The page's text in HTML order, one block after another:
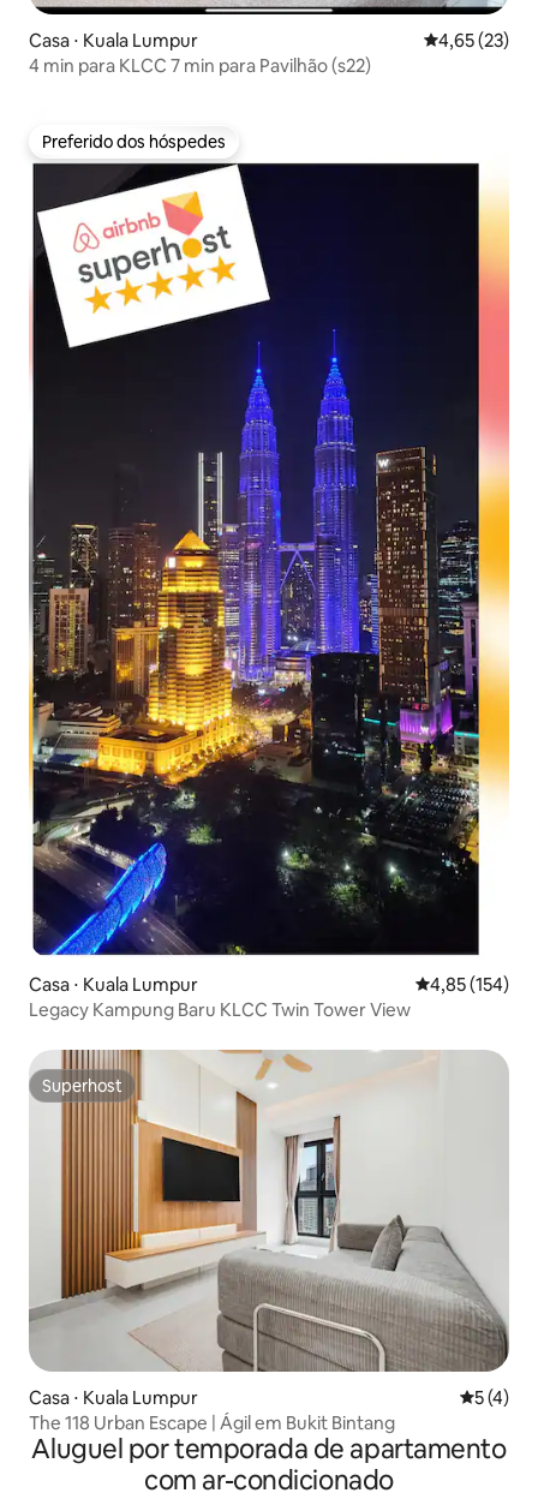
Casa ⋅ Kuala Lumpur 4,65 de uma
4,65 (23)
4 min para KLCC 7 min para Pavilhão (s22)
Preferido dos hóspedes
Preferido dos hóspedes
Casa ⋅ Kuala Lumpur 4,85 de uma
4,85 (154)
Legacy Kampung Baru KLCC Twin Tower View
Superhost
Superhost
Casa ⋅ Kuala Lumpur 5 de
5 (4)
The 118 Urban Escape | Ágil em Bukit Bintang
Aluguel por temporada de apartamento
com ar-condicionado